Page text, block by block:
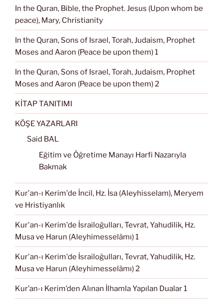
In the Quran, Bible, the Prophet. Jesus (Upon whom be
peace), Mary, Christianity
In the Quran, Sons of Israel, Torah, Judaism, Prophet
Moses and Aaron (Peace be upon them) 1
In the Quran, Sons of Israel, Torah, Judaism, Prophet
Moses and Aaron (Peace be upon them) 2
KİTAP TANITIMI
KÖŞE YAZARLARI
Said BAL
Eğitim ve Öğretime Manayı Harfi Nazarıyla
Bakmak
Kur'an-ı Kerim'de İncil, Hz. İsa (Aleyhisselam), Meryem
ve Hristiyanlık
Kur'an-ı Kerim'de İsrailoğulları, Tevrat, Yahudilik, Hz.
Musa ve Harun (Aleyhimesselâmı) 1
Kur'an-ı Kerim'de İsrailoğulları, Tevrat, Yahudilik, Hz.
Musa ve Harun (Aleyhimesselâmı) 2
Kur’an-ı Kerim’den Alınan İlhamla Yapılan Dualar 1